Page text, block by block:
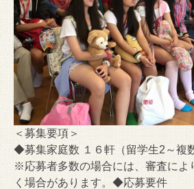
＜募集要項＞
◆募集家庭数 １６軒（留学生2～複
※応募者多数の場合には、審査によ
く場合があります。◆応募要件